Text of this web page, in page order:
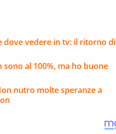
dove vedere in tv: il ritorno di
al 100%, ma ho buone
nutro molte speranze a